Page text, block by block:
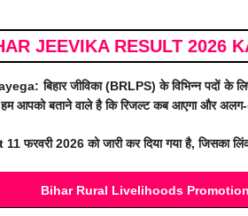
JEEVIKA RESULT 2026
: बिहार जीविका (BRLPS) के विभिन्न पदों के
आपको बताने वाले है कि रिजल्ट कब आएगा और
2026 को जारी कर दिया गया है, जिसका लिंक
Bihar Rural Livelihoods